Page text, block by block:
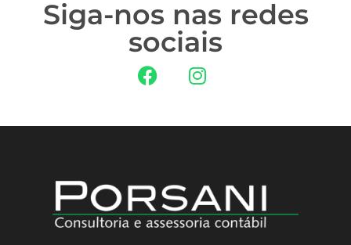
Siga-nos nas redes
sociais